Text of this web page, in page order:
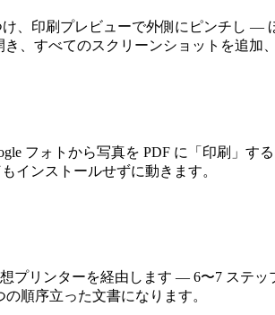
、印刷プレビューで外側にピンチし —
、すべてのスクリーンショットを追加、
フォトから写真を PDF に「印刷」す
インストールせずに動きます。
プリンターを経由します — 6〜7 ステッ
順序立った文書になります。